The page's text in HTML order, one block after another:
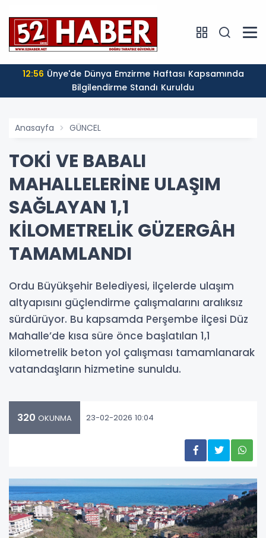
12:56
Bilgilendirme Standı Kuruldu
Anasayfa GÜNCEL
TOKİ VE BABALI
MAHALLELERİNE ULAŞIM
SAĞLAYAN 1,1
KİLOMETRELİK GÜZERGÂH
TAMAMLANDI
Ordu Büyükşehir Belediyesi, ilçelerde ulaşım
altyapısını güçlendirme çalışmalarını aralıksız
sürdürüyor. Bu kapsamda Perşembe ilçesi Düz
Mahalle’de kısa süre önce başlatılan 1,1
kilometrelik beton yol çalışması tamamlanarak
vatandaşların hizmetine sunuldu.
320 OKUNMA 23-02-2026 10:04